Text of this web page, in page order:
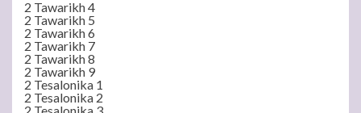
2 Tawarikh 4
2 Tawarikh 5
2 Tawarikh 6
2 Tawarikh 7
2 Tawarikh 8
2 Tawarikh 9
2 Tesalonika 1
2 Tesalonika 2